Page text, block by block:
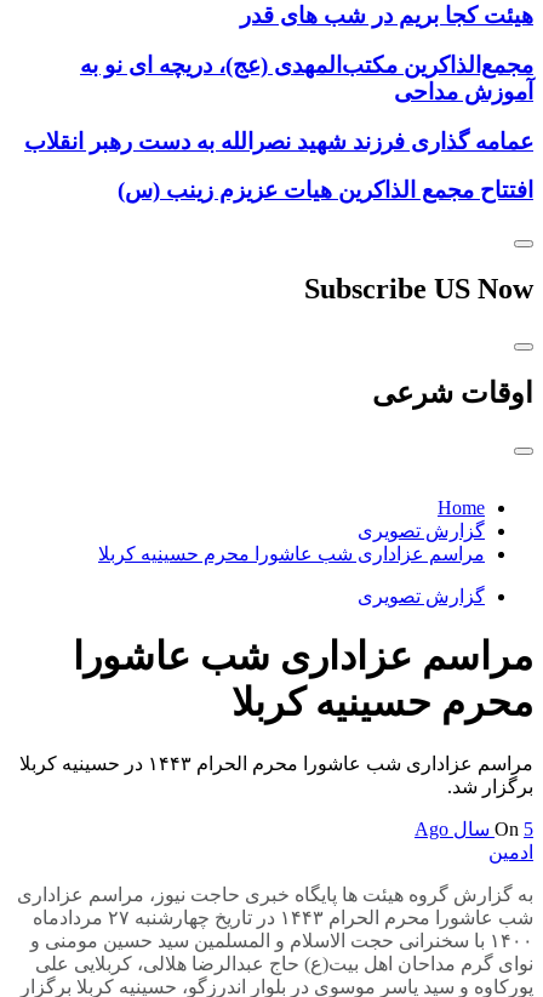
هیئت کجا بریم در شب های قدر
مجمع‌الذاکرین مکتب‌المهدی (عج)، دریچه ای نو به
آموزش مداحی
عمامه گذاری فرزند شهید نصرالله به دست رهبر انقلاب
افتتاح مجمع الذاکرین هیات عزیزم زینب (س)
Subscribe US Now
اوقات شرعی
Home
گزارش تصویری
مراسم عزاداری شب عاشورا محرم حسینیه کربلا
گزارش تصویری
مراسم عزاداری شب عاشورا
محرم حسینیه کربلا
مراسم عزاداری شب عاشورا محرم الحرام ۱۴۴۳ در حسینیه کربلا
برگزار شد.
On 5 سال Ago
ادمین
به گزارش گروه هیئت ها پایگاه خبری حاجت نیوز، مراسم عزاداری
شب عاشورا محرم الحرام ۱۴۴۳ در تاریخ چهارشنبه ۲۷ مردادماه
۱۴۰۰ با سخنرانی حجت الاسلام و المسلمین سید حسین مومنی و
نوای گرم مداحان اهل بیت(ع) حاج عبدالرضا هلالی، کربلایی علی
پورکاوه و سید یاسر موسوی در بلوار اندرزگو، حسینیه کربلا برگزار